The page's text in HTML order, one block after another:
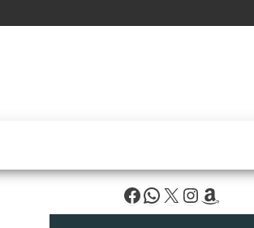
Facebook
WhatsApp
X Instagram
Amazon